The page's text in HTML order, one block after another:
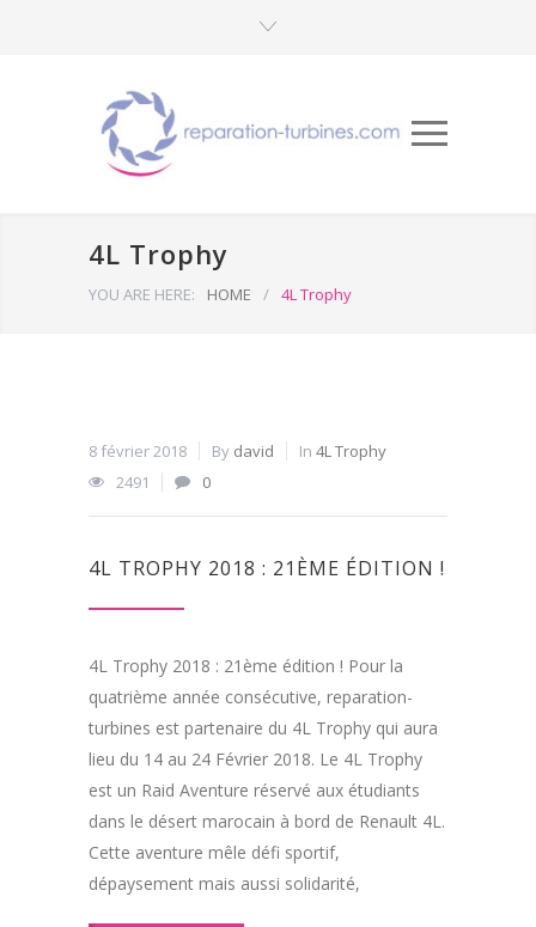
4L Trophy
YOU ARE HERE: HOME / 4L Trophy
8 février 2018 By david In 4L Trophy
2491
0
4L TROPHY 2018 : 21ÈME ÉDITION !
4L Trophy 2018 : 21ème édition ! Pour la
quatrième année consécutive, reparation-
turbines est partenaire du 4L Trophy qui aura
lieu du 14 au 24 Février 2018. Le 4L Trophy
est un Raid Aventure réservé aux étudiants
dans le désert marocain à bord de Renault 4L.
Cette aventure mêle défi sportif,
dépaysement mais aussi solidarité,